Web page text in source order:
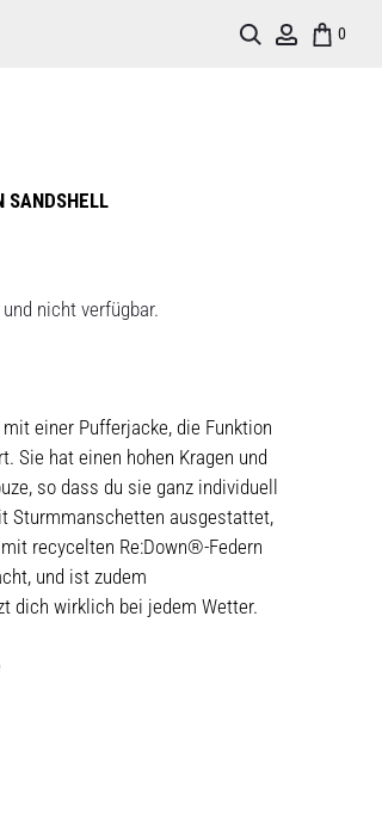
0
Account
Search
SANDSHELL
nicht verfügbar.
einer Pufferjacke, die Funktion
Sie hat einen hohen Kragen und
so dass du sie ganz individuell
Sturmmanschetten ausgestattet,
recycelten Re:Down®-Federn
und ist zudem
dich wirklich bei jedem Wetter.